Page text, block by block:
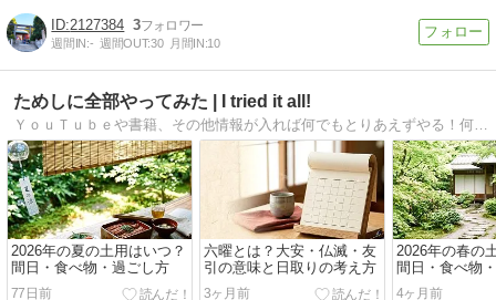
2127384 3
週間IN:- 週間OUT:30 月間IN:10
ためしに全部やってみた | I tried it all!
2026年の夏の土用はいつ？
間日・食べ物・過ごし方
77日前
六曜とは？大安・仏滅・友
引の意味と日取りの考え方
3ヶ月前
2026年の春の
間日・食べ物
けないこと
4ヶ月前